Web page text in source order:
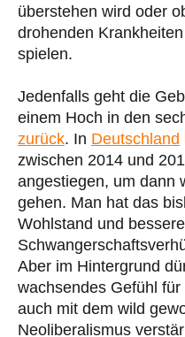
überstehen wird oder
drohenden
spielen.
Jedenfalls geht die
einem Hoch in den
zurück. In Deutschland
zwischen 2014 und
angestiegen, um dann
gehen. Man hat das
Wohlstand und
Aber im Hintergrund
wachsendes Gefühl
auch mit dem wild
Neoliberalismus